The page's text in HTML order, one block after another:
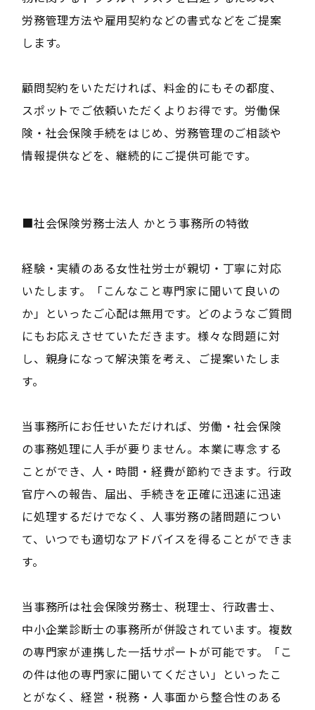
労務管理方法や雇用契約などの書式などをご提案
します。
顧問契約をいただければ、料金的にもその都度、
スポットでご依頼いただくよりお得です。労働保
険・社会保険手続をはじめ、労務管理のご相談や
情報提供などを、継続的にご提供可能です。
■社会保険労務士法人 かとう事務所の特徴
経験・実績のある女性社労士が親切・丁寧に対応
いたします。「こんなこと専門家に聞いて良いの
か」といったご心配は無用です。どのようなご質問
にもお応えさせていただきます。様々な問題に対
し、親身になって解決策を考え、ご提案いたしま
す。
当事務所にお任せいただければ、労働・社会保険
の事務処理に人手が要りません。本業に専念する
ことができ、人・時間・経費が節約できます。行政
官庁への報告、届出、手続きを正確に迅速に迅速
に処理するだけでなく、人事労務の諸問題につい
て、いつでも適切なアドバイスを得ることができま
す。
当事務所は社会保険労務士、税理士、行政書士、
中小企業診断士の事務所が併設されています。複数
の専門家が連携した一括サポートが可能です。「こ
の件は他の専門家に聞いてください」といったこ
とがなく、経営・税務・人事面から整合性のある